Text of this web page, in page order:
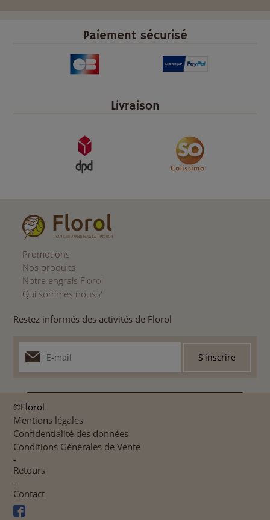
Paiement sécurisé
Livraison
Promotions
Nos produits
Notre engrais Florol
Qui sommes nous ?
Restez informés des activités de Florol
©Florol
Mentions légales
Confidentialité des données
Conditions Générales de Vente
-
Retours
-
Contact